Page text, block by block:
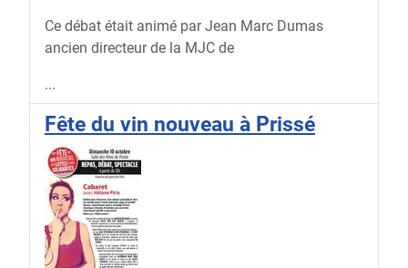
Ce débat était animé par Jean Marc Dumas
ancien directeur de la MJC de
...
Fête du vin nouveau à Prissé